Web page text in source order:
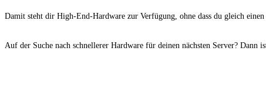
Damit steht dir High-End-Hardware zur Verfügung, ohne dass du gleich
Auf der Suche nach schnellerer Hardware für deinen nächsten Server?